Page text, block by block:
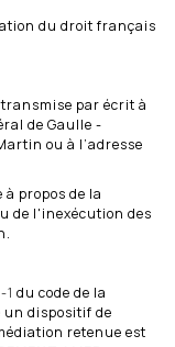
du droit français
par écrit à
de Gaulle -
ou à l’adresse
propos de la
de l'inexécution des
1 du code de la
un dispositif de
retenue est